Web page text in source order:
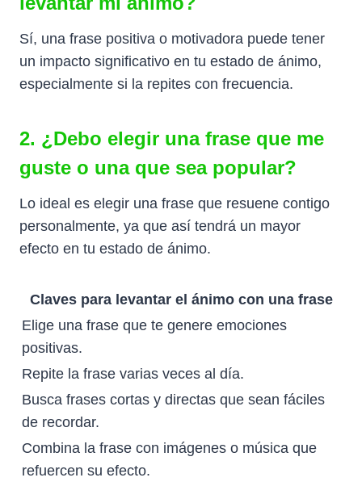
Sí, una frase positiva o motivadora puede tener
un impacto significativo en tu estado de ánimo,
especialmente si la repites con frecuencia.
2. ¿Debo elegir una frase que me
guste o una que sea popular?
Lo ideal es elegir una frase que resuene contigo
personalmente, ya que así tendrá un mayor
efecto en tu estado de ánimo.
Claves para levantar el ánimo con una frase
Elige una frase que te genere emociones
positivas.
Repite la frase varias veces al día.
Busca frases cortas y directas que sean fáciles
de recordar.
Combina la frase con imágenes o música que
refuercen su efecto.